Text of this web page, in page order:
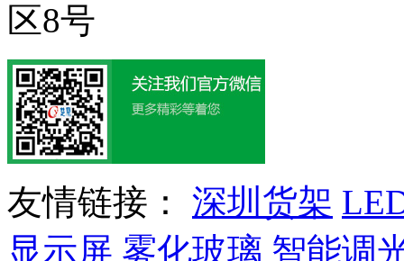
区8号
友情链接： 深圳货架
显示屏 雾化玻璃 智能调